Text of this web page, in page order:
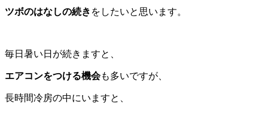
ツボのはなしの続き をしたいと思います。
毎日暑い日が続きますと、
エアコンをつける機会も多いですが、
長時間冷房の中にいますと、